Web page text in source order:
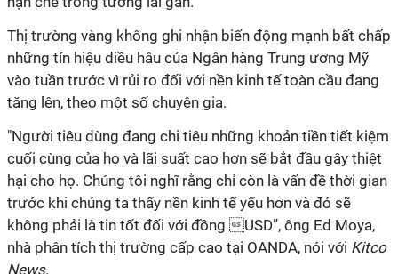
Thị trường vàng không ghi nhận biến động mạnh bất chấp
những tín hiệu diều hâu của Ngân hàng Trung ương Mỹ
vào tuần trước vì rủi ro đối với nền kinh tế toàn cầu đang
tăng lên, theo một số chuyên gia.
"Người tiêu dùng đang chi tiêu những khoản tiền tiết kiệm
cuối cùng của họ và lãi suất cao hơn sẽ bắt đầu gây thiệt
hại cho họ. Chúng tôi nghĩ rằng chỉ còn là vấn đề thời gian
trước khi chúng ta thấy nền kinh tế yếu hơn và đó sẽ
không phải là tin tốt đối với đồng USD”, ông Ed Moya,
nhà phân tích thị trường cấp cao tại OANDA, nói với Kitco
News.